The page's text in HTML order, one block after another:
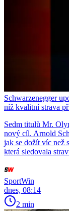
Schwarzenegger
níž kvalitní strava
Sedm titulů Mr.
nový cíl. Arnold
jak se dožít víc než
která sledovala
SportWin
dnes, 08:14
2 min